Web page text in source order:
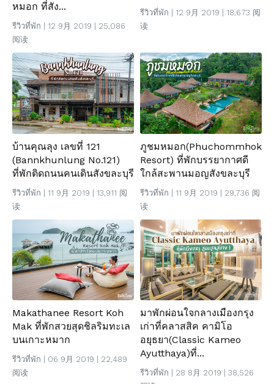
หมอก ที่สัง...
รีวิวที่พัก | 12 9月 2019 | 25,086
阅读
รีวิวที่พัก | 12 9月 2019 | 18,673 阅
读
บ้านคุณลุง เลขที่ 121
(Bannkhunlung No.121)
ที่พักติดถนนคนเดินสังขละบุรี
รีวิวที่พัก | 11 9月 2019 | 13,911 阅
读
ภูชมหมอก(Phuchommhok
Resort) ที่พักบรรยากาศดี
ใกล้สะพานมอญสังขละบุรี
รีวิวที่พัก | 11 9月 2019 | 29,736 阅
读
Makathanee Resort Koh
Mak ที่พักสวยสุดชิลริมทะเล
บนเกาะหมาก
รีวิวที่พัก | 06 9月 2019 | 22,489
阅读
มาพักผ่อนใจกลางเมืองกรุง
เก่าที่คลาสสิค คามิโอ
อยุธยา(Classic Kameo
Ayutthaya)ที่...
รีวิวที่พัก | 28 8月 2019 | 38,526